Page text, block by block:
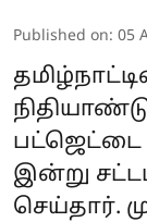
Published on: 05
பட்ஜெட்டை
இன்று
செய்தார்.